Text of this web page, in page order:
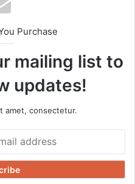
Purchase
mailing list to
updates!
amet, consectetur.